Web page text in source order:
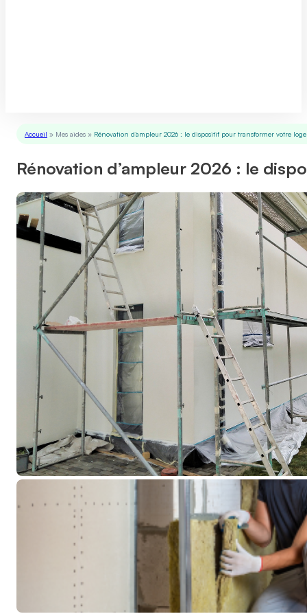
Accueil » Mes aides » Rénovation d’ampleur 2026 : le dispositif pour transformer votre
Rénovation d’ampleur 2026 : le